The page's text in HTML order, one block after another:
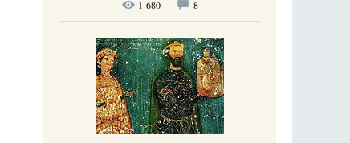
1 680 8